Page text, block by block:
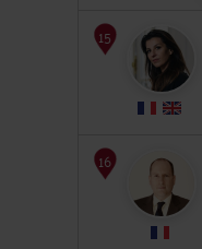
12